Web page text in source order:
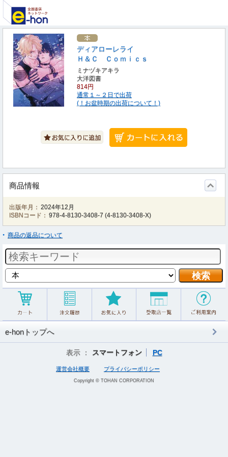
ディアローレライ
Ｈ＆Ｃ Ｃｏｍｉｃｓ
ミナヅキアキラ
大洋図書
814円
通常１～２日で出荷
(！お盆時期の出荷について！)
商品情報
出版年月： 2024年12月
ISBNコード： 978-4-8130-3408-7 (4-8130-3408-X)
商品の返品について
e-honトップへ
表示 ： スマートフォン PC
運営会社概要 プライバシーポリシー
Copyright © TOHAN CORPORATION